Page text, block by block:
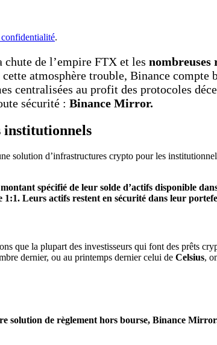
.
chute de l’empire FTX et les nombreuses
cette atmosphère trouble, Binance
centralisées au profit des protocoles
sécurité : Binance Mirror.
institutionnels
solution d’infrastructures crypto pour les
spécifié de leur solde d’actifs disponible
Leurs actifs restent en sécurité dans leur
que la plupart des investisseurs qui font des prêts
dernier, ou au printemps dernier celui de Celsius,
solution de règlement hors bourse, Binance